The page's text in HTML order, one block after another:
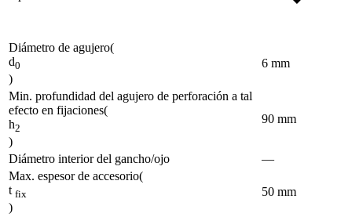
Diámetro de agujero(
d0
)
6 mm
Min. profundidad del agujero de perforación a tal
efecto en fijaciones(
h2
)
90 mm
Diámetro interior del gancho/ojo
—
Max. espesor de accesorio(
t fix
)
50 mm